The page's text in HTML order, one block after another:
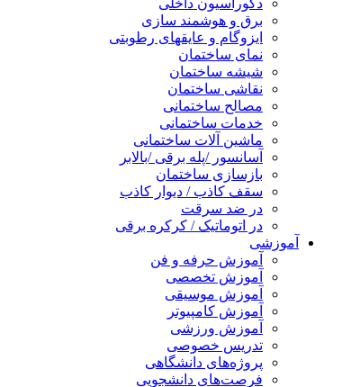
دکوراسیون داخلی
برق و هوشمند سازی
ایزوگام و عایقهای رطوبتی
نمای ساختمان
شیشه ساختمان
نقاشی ساختمان
مصالح ساختمانی
خدمات ساختمانی
ماشین آلات ساختمانی
آسانسور /پله برقی /بالابر
بازسازی ساختمان
سقف کاذب / دیوار کاذب
در ضد سرقت
در اتوماتیک / کرکره برقی
آموزشی
آموزش حرفه و فن
آموزش تخصصی
آموزش موسیقی
آموزش کامپیوتر
آموزش ورزشی
تدریس خصوصی
پروژه‌های دانشگاهی
فرصت‌های دانشجویی